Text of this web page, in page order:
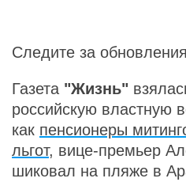
Следите за
Газета "Жизнь"
российскую властную
как пенсионеры
льгот, вице-премьер
шиковал на пляже в